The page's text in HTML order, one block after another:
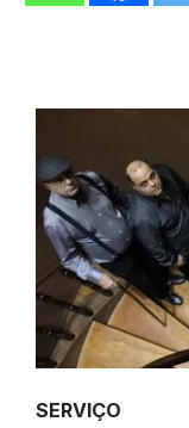
SERVIÇO